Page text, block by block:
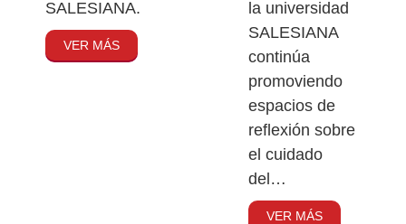
SALESIANA.
VER MÁS
la universidad
SALESIANA
continúa
promoviendo
espacios de
reflexión sobre
el cuidado
del…
VER MÁS